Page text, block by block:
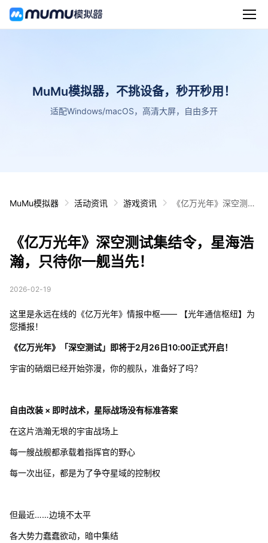
MuMu模拟器，不挑设备，秒开秒用！
适配Windows/macOS，高清大屏，自由多开
MuMu模拟器 活动资讯 游戏资讯
《亿万光年》深空测试
《亿万光年》深空测试集结令，星海浩
瀚，只待你一舰当先！
2026-02-19
这里是永远在线的《亿万光年》情报中枢—— 【光年通信枢纽】为
您播报！
《亿万光年》「深空测试」即将于2月26日10:00正式开启！
宇宙的硝烟已经开始弥漫，你的舰队，准备好了吗？
自由改装 × 即时战术，星际战场没有标准答案
在这片浩瀚无垠的宇宙战场上
每一艘战舰都承载着指挥官的野心
每一次出征，都是为了争夺星域的控制权
但最近……边境不太平
各大势力蠢蠢欲动，暗中集结